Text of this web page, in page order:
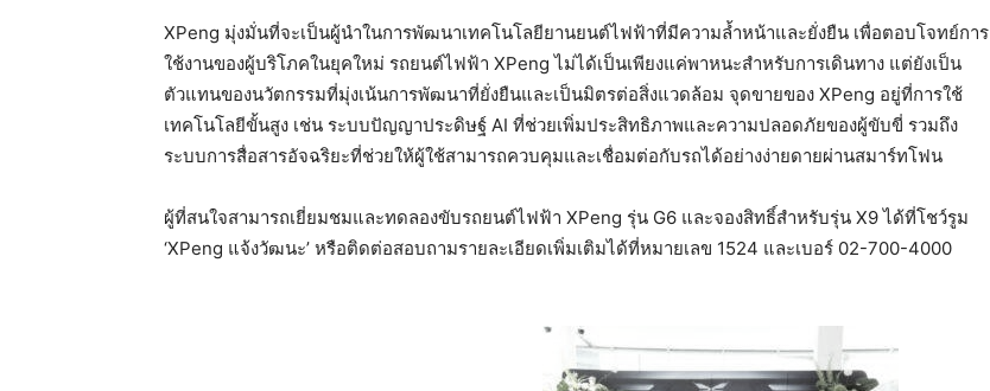
XPeng มุ่งมั่นที่จะเป็นผู้นำในการพัฒนาเทคโนโลยียานยนต์ไฟฟ้าที่มีความล้ำหน้าและยั่งยืน เพื่อตอบโจทย์การ
ใช้งานของผู้บริโภคในยุคใหม่ รถยนต์ไฟฟ้า XPeng ไม่ได้เป็นเพียงแค่พาหนะสำหรับการเดินทาง แต่ยังเป็น
ตัวแทนของนวัตกรรมที่มุ่งเน้นการพัฒนาที่ยั่งยืนและเป็นมิตรต่อสิ่งแวดล้อม จุดขายของ XPeng อยู่ที่การใช้
เทคโนโลยีขั้นสูง เช่น ระบบปัญญาประดิษฐ์ AI ที่ช่วยเพิ่มประสิทธิภาพและความปลอดภัยของผู้ขับขี่ รวมถึง
ระบบการสื่อสารอัจฉริยะที่ช่วยให้ผู้ใช้สามารถควบคุมและเชื่อมต่อกับรถได้อย่างง่ายดายผ่านสมาร์ทโฟน
ผู้ที่สนใจสามารถเยี่ยมชมและทดลองขับรถยนต์ไฟฟ้า XPeng รุ่น G6 และจองสิทธิ์สำหรับรุ่น X9 ได้ที่โชว์รูม
‘XPeng แจ้งวัฒนะ’ หรือติดต่อสอบถามรายละเอียดเพิ่มเติมได้ที่หมายเลข 1524 และเบอร์ 02-700-4000